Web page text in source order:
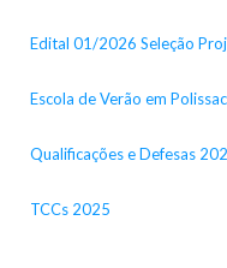
Edital 01/2026 Seleção
Escola de Verão em
Qualificações e Defesas
TCCs 2025